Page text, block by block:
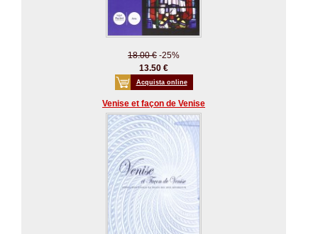
18.00 € -25%
13.50 €
Acquista online
Venise et façon de Venise